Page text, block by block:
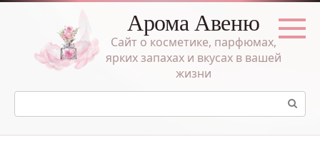
Перейти
Арома Авеню
Сайт о косметике, парфюмах,
ярких запахах и вкусах в вашей
жизни
Поиск: